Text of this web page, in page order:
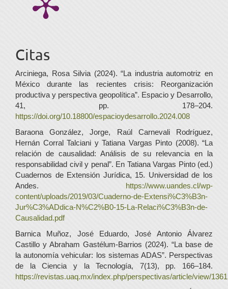
Citas
Arciniega, Rosa Silvia (2024). “La industria automotriz en
México durante las recientes crisis: Reorganización
productiva y perspectiva geopolítica”. Espacio y Desarrollo,
41, pp. 178–204.
https://doi.org/10.18800/espacioydesarrollo.2024.008
Baraona González, Jorge, Raúl Carnevali Rodríguez,
Hernán Corral Talciani y Tatiana Vargas Pinto (2008). “La
relación de causalidad: Análisis de su relevancia en la
responsabilidad civil y penal”. En Tatiana Vargas Pinto (ed.)
Cuadernos de Extensión Jurídica, 15. Universidad de los
Andes. https://www.uandes.cl/wp-
content/uploads/2019/03/Cuaderno-de-Extensi%C3%B3n-
Jur%C3%ADdica-N%C2%B0-15-La-Relaci%C3%B3n-de-
Causalidad.pdf
Barnica Muñoz, José Eduardo, José Antonio Álvarez
Castillo y Abraham Gastélum-Barrios (2024). “La base de
la autonomía vehicular: los sistemas ADAS”. Perspectivas
de la Ciencia y la Tecnología, 7(13), pp. 166–184.
https://revistas.uaq.mx/index.php/perspectivas/article/view/1361